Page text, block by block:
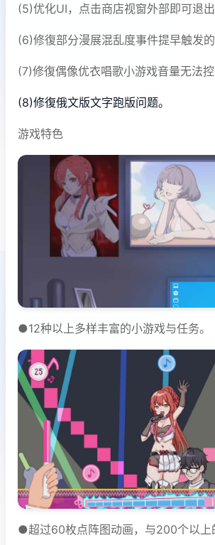
(5)优化UI，点击商店视窗外部即可退出
(6)修復部分漫展混乱度事件提早触发的
(7)修復偶像优衣唱歌小游戏音量无法控
(8)修復俄文版文字跑版问题。
游戏特色
●12种以上多样丰富的小游戏与任务。
●超过60枚点阵图动画，与200个以上